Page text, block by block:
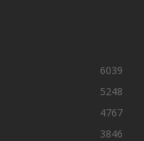
6039
5248
4767
3846